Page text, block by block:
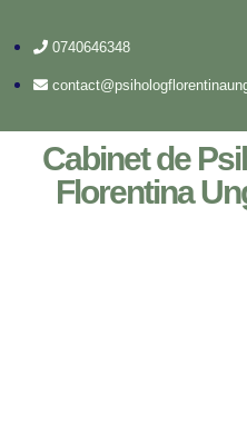
0740646348
Cabinet de
Florentina